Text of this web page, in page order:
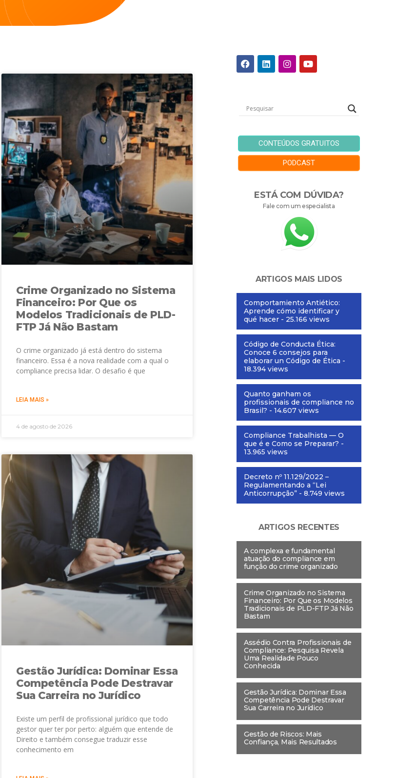
Crime Organizado no Sistema
Financeiro: Por Que os
Modelos Tradicionais de PLD-
FTP Já Não Bastam
O crime organizado já está dentro do sistema
financeiro. Essa é a nova realidade com a qual o
compliance precisa lidar. O desafio é que
LEIA MAIS »
4 de agosto de 2026
Gestão Jurídica: Dominar Essa
Competência Pode Destravar
Sua Carreira no Jurídico
Existe um perfil de profissional jurídico que todo
gestor quer ter por perto: alguém que entende de
Direito e também consegue traduzir esse
conhecimento em
CONTEÚDOS GRATUITOS
PODCAST
ESTÁ COM DÚVIDA?
Fale com um especialista
ARTIGOS MAIS LIDOS
Comportamiento Antiético:
Aprende cómo identificar y
qué hacer - 25.166 views
Código de Conducta Ética:
Conoce 6 consejos para
elaborar un Código de Ética -
18.394 views
Quanto ganham os
profissionais de compliance no
Brasil? - 14.607 views
Compliance Trabalhista — O
que é e Como se Preparar? -
13.965 views
Decreto nº 11.129/2022 –
Regulamentando a “Lei
Anticorrupção” - 8.749 views
ARTIGOS RECENTES
A complexa e fundamental
atuação do compliance em
função do crime organizado
Crime Organizado no Sistema
Financeiro: Por Que os Modelos
Tradicionais de PLD-FTP Já Não
Bastam
Assédio Contra Profissionais de
Compliance: Pesquisa Revela
Uma Realidade Pouco
Conhecida
Gestão Jurídica: Dominar Essa
Competência Pode Destravar
Sua Carreira no Jurídico
Gestão de Riscos: Mais
Confiança, Mais Resultados